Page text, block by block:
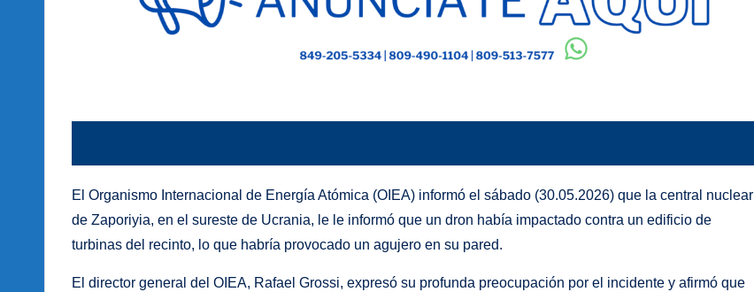
El Organismo Internacional de Energía Atómica (OIEA) informó el sábado (30.05.2026) que la central nuclear
de Zaporiyia, en el sureste de Ucrania, le le informó que un dron había impactado contra un edificio de
turbinas del recinto, lo que habría provocado un agujero en su pared.
El director general del OIEA, Rafael Grossi, expresó su profunda preocupación por el incidente y afirmó que